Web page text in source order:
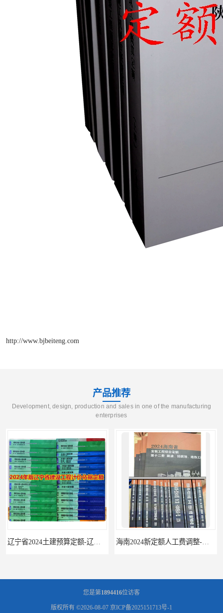
http://www.bjbeiteng.com
产品推荐
Development, design, production and sales in one of the manufacturing
enterprises
辽宁省2024土建预算定额-辽宁安装预算定额-辽宁通风空调安装定额 海南2024新定额人工费调整-海南2024版安装定额-海南2024房屋建筑定额-海南定额
您是第1894416位访客
版权所有 ©2026-08-07 京ICP备2025151713号-1
冶金工业建设工程概算定 河北省建设工程消耗量定
额
天津建设工程预算定额 20kv及以下配电网工程预
算定额
广东省水利水电概预算定 全国消耗量工程定额
四川省清单计价定额 北京市建设工程消耗量定
额